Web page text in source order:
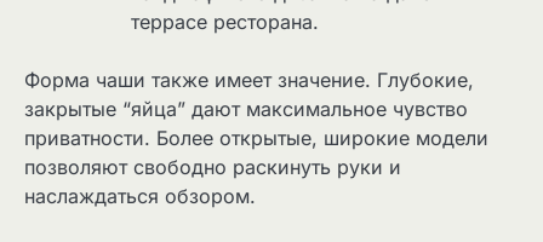
террасе ресторана.
Форма чаши также имеет значение. Глубокие,
закрытые “яйца” дают максимальное чувство
приватности. Более открытые, широкие модели
позволяют свободно раскинуть руки и
наслаждаться обзором.